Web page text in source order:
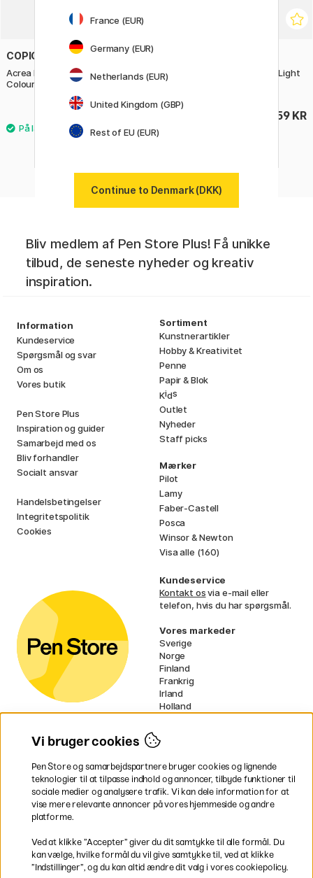
COPIC
Acrea Paint Marker 6-sæt Deep
Colours
Acrea Paint Marker 6-sæt Light
Colours
259 KR
Bliv medlem af Pen Store Plus! Få unikke
tilbud, de seneste nyheder og kreativ
inspiration.
Information
Kundeservice
Spørgsmål og svar
Om os
Vores butik
Pen Store Plus
Inspiration og guider
Samarbejd med os
Bliv forhandler
Socialt ansvar
Handelsbetingelser
Integritetspolitik
Cookies
Sortiment
Kunstnerartikler
Hobby & Kreativitet
Penne
Papir & Blok
Kids
Outlet
Nyheder
Staff picks
Mærker
Pilot
Lamy
Faber-Castell
Posca
Winsor & Newton
Visa alle (160)
Kundeservice
Kontakt osvia e-mail eller
telefon, hvis du har spørgsmål.
Vores markeder
Sverige
Norge
Finland
Frankrig
Irland
Holland
EU
* Specifikkefragtvilkår gælder for
voluminøse varer.
France (EUR)
Germany (EUR)
Netherlands (EUR)
United Kingdom (GBP)
Rest of EU (EUR)
Continue to Denmark (DKK)
Vi bruger cookies
Pen Store og samarbejdspartnere bruger cookies og lignende
teknologier til at tilpasse indhold og annoncer, tilbyde funktioner til
sociale medier og analysere trafik. Vi kan dele information for at
vise mere relevante annoncer på vores hjemmeside og andre
platforme.
Ved at klikke ”Accepter” giver du dit samtykke til alle formål. Du
kan vælge, hvilke formål du vil give samtykke til, ved at klikke
”Indstillinger”, og du kan altid ændre dit valg i vores cookiepolicy.